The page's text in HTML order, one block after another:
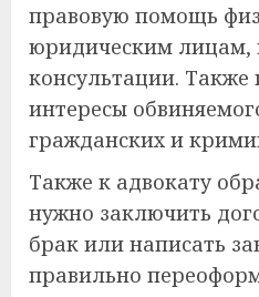
правовую помощь
юридическим лицам,
консультации. Также
интересы
гражданских и
Также к адвокату
нужно заключить
брак или написать
правильно